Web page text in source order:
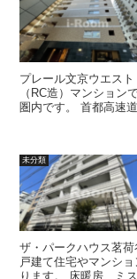
プレール文京ウエスト 2002年4月築、地上8階建て鉄筋コンクリート
（RC造）マンションです。 最寄りのスーパー、コン
圏内です。 首都高速道路や新目白通りといった大通りが多いことも
未分類
ザ・パークハウス茗荷谷富士見坂 敷地は東
戸建て住宅やマンシ
ります。 床暖房、ミストサウナ、棟内LAN構築済み、屋内アクセス